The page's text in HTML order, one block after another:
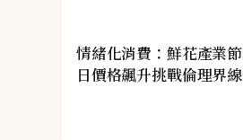
情緒化消費：鮮花產業節
日價格飆升挑戰倫理界線